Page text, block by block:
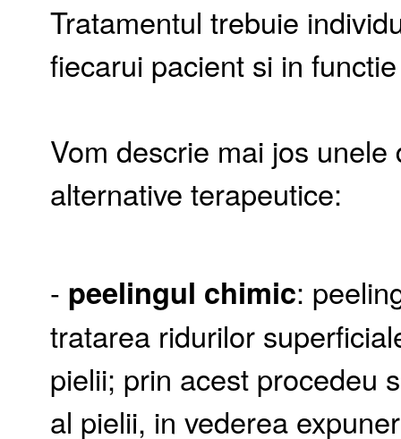
Tratamentul trebuie
fiecarui pacient si in
Vom descrie mai jos
alternative terapeutice:
- peelingul chimic:
tratarea ridurilor
pielii; prin acest procedeu
al pielii, in vederea